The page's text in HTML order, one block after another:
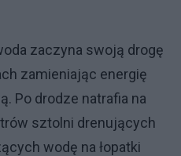
zaczyna swoją drogę
zamieniając energię
Po drodze natrafia na
sztolni drenujących
wodę na łopatki